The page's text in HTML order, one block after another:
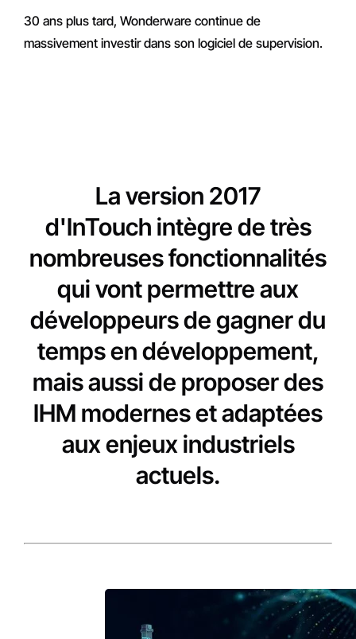
30 ans plus tard, Wonderware continue de
massivement investir dans son logiciel de supervision.
La version 2017
d'InTouch intègre de très
nombreuses fonctionnalités
qui vont permettre aux
développeurs de gagner du
temps en développement,
mais aussi de proposer des
IHM modernes et adaptées
aux enjeux industriels
actuels.